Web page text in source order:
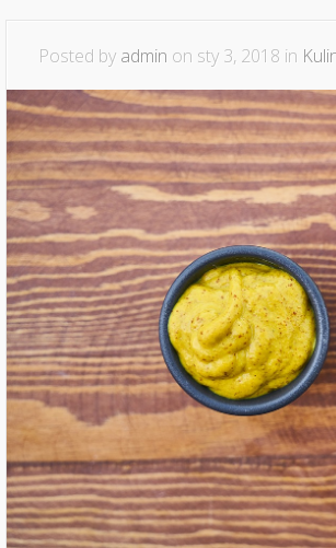
Posted by admin on sty 3, 2018 in